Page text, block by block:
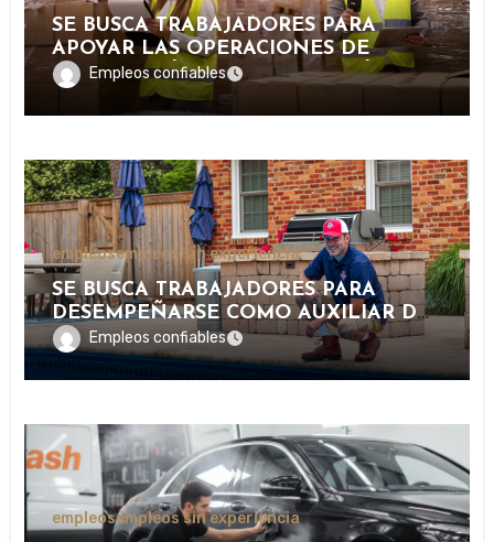
SE BUSCA TRABAJADORES PARA
APOYAR LAS OPERACIONES DE
DISTRIBUCIÓN Y ORGANIZACIÓN DE
PAQUETERÍA EN IMPORTANTE
EMPRESA LOGÍSTICA
Empleos confiables
empleosempleos sin experiencia
SE BUSCA TRABAJADORES PARA
DESEMPEÑARSE COMO AUXILIAR DE
PISCINA EN INSTALACIONES
RECREATIVAS, DEPORTIVAS Y
TURÍSTICAS.
Empleos confiables
empleosempleos sin experiencia